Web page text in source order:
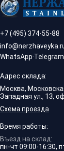
+7 (495) 374-55-88
WhatsApp·Telegram
Адрес склада:
Москва,
Западная ул., 13,
Схема проезда
Время работы:
Въезд на склад:
пн-чт 09:00-16:30,